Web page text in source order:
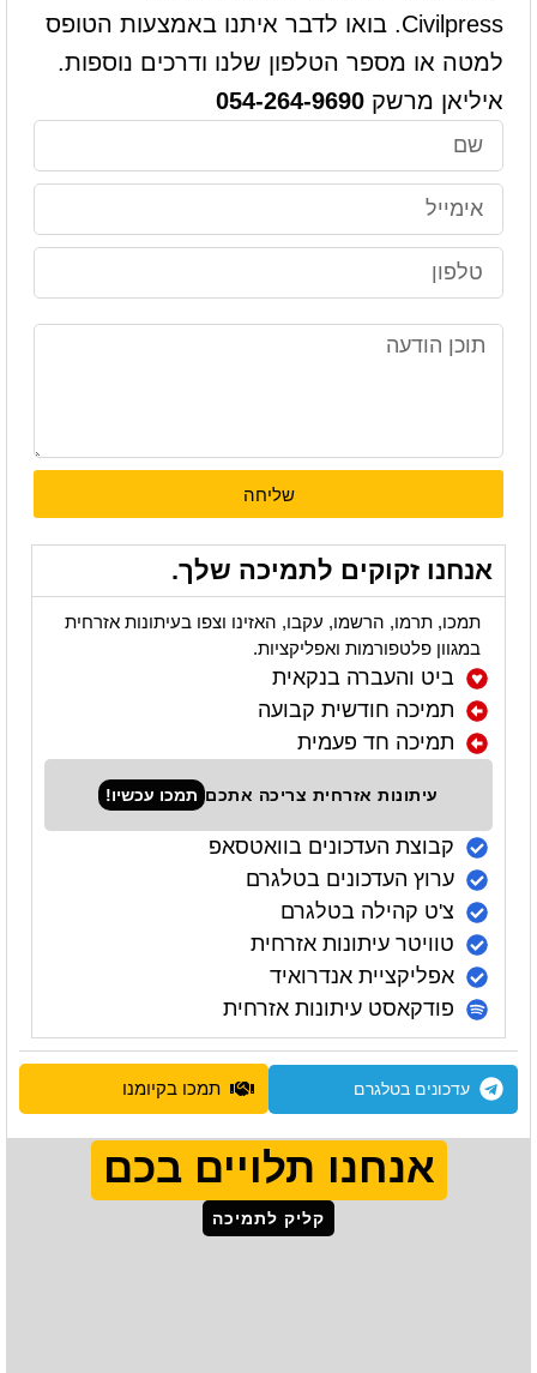
Civilpress. בואו לדבר איתנו באמצעות הטופס
למטה או מספר הטלפון שלנו ודרכים נוספות.
איליאן מרשק 054-264-9690
שליחה
אנחנו זקוקים לתמיכה שלך.
תמכו, תרמו, הרשמו, עקבו, האזינו וצפו בעיתונות אזרחית
במגוון פלטפורמות ואפליקציות.
ביט והעברה בנקאית
תמיכה חודשית קבועה
תמיכה חד פעמית
עיתונות אזרחית צריכה אתכם תמכו עכשיו!
קבוצת העדכונים בוואטסאפ
ערוץ העדכונים בטלגרם
צ'ט קהילה בטלגרם
טוויטר עיתונות אזרחית
אפליקציית אנדרואיד
פודקאסט עיתונות אזרחית
עדכונים בטלגרם תמכו בקיומנו
אנחנו תלויים בכם
קליק לתמיכה